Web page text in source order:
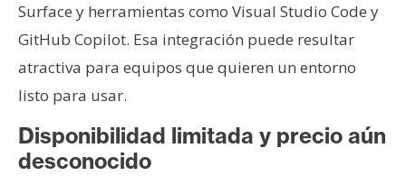
Surface y herramientas como Visual Studio Code y
GitHub Copilot. Esa integración puede resultar
atractiva para equipos que quieren un entorno
listo para usar.
Disponibilidad limitada y precio aún
desconocido